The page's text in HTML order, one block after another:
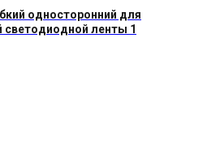
односторонний для
светодиодной ленты 1